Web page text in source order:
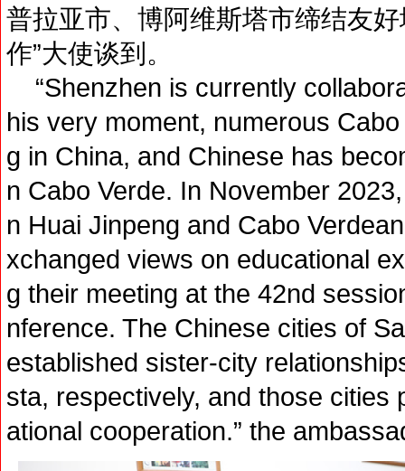
普拉亚市、博阿维斯塔市缔结友
作”大使谈到。
“Shenzhen is currently
his very moment, numerous
g in China, and Chinese has
n Cabo Verde. In November
n Huai Jinpeng and Cabo
xchanged views on educational
g their meeting at the 42nd
nference. The Chinese cities of
established sister-city
sta, respectively, and those cities
ational cooperation.” the